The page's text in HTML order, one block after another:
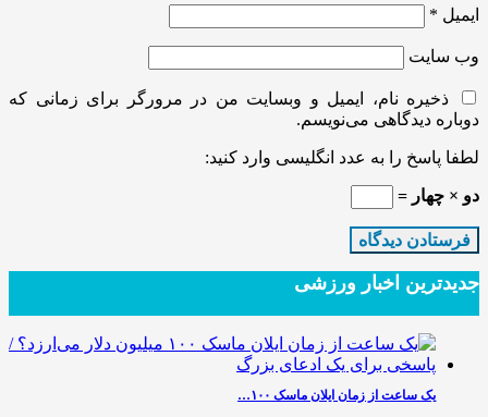
ایمیل *
وب‌ سایت
ذخیره نام، ایمیل و وبسایت من در مرورگر برای زمانی که
دوباره دیدگاهی می‌نویسم.
لطفا پاسخ را به عدد انگلیسی وارد کنید:
دو × چهار =
جدیدترین‌ اخبار ورزشی
یک ساعت از زمان ایلان ماسک ۱۰۰…